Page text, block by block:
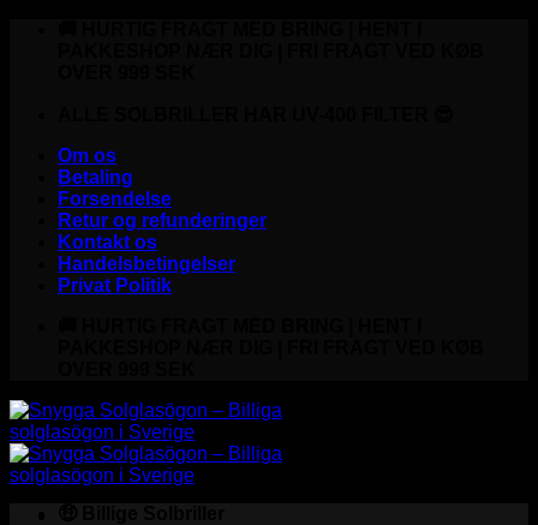
Om os
Betaling
Forsendelse
Retur og refunderinger
Kontakt os
Handelsbetingelser
Privat Politik